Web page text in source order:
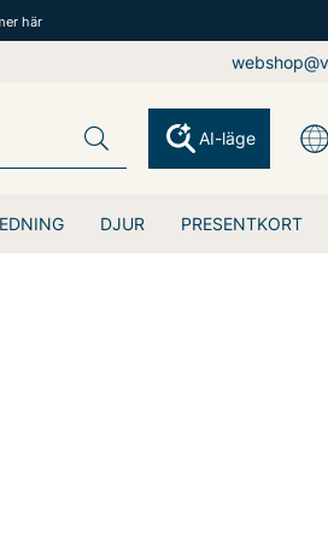
här
DJUR PRESENTKORT
AI-läge